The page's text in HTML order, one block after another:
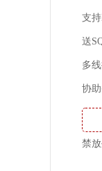
支
送
多
协
禁